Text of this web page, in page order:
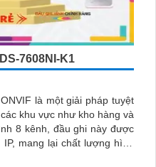
7608NI-K1
là một giải pháp tuyệt
khu vực như kho hàng và
mang lại chất lượng hình